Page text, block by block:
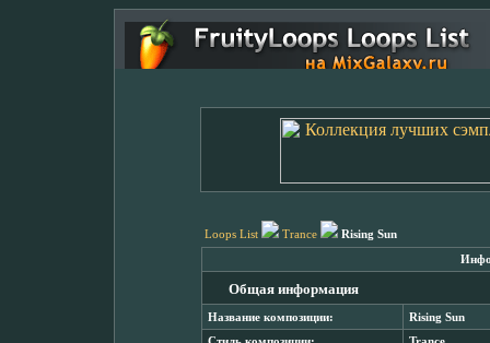
Loops List Trance Rising Sun
Общая информация
Название композиции: Rising Sun